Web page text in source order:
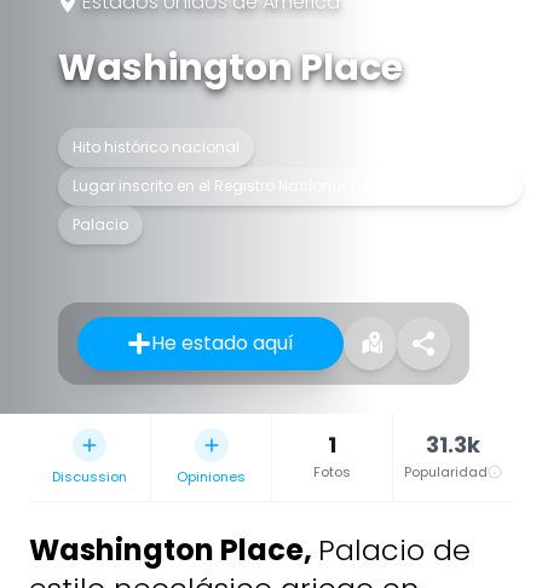
Washington Place
Hito histórico nacional
Lugar inscrito en el Registro Nacional de Lugares Históricos
Palacio
He estado aquí
Discussion Opiniones
1
Fotos
31.3k
Popularidad
Washington Place, Palacio de